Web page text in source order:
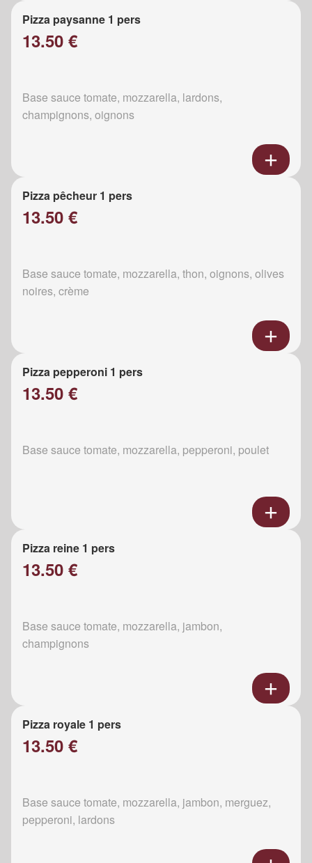
Pizza paysanne 1 pers
13.50 €
Base sauce tomate, mozzarella, lardons,
champignons, oignons
Pizza pêcheur 1 pers
13.50 €
Base sauce tomate, mozzarella, thon, oignons, olives
noires, crème
Pizza pepperoni 1 pers
13.50 €
Base sauce tomate, mozzarella, pepperoni, poulet
Pizza reine 1 pers
13.50 €
Base sauce tomate, mozzarella, jambon,
champignons
Pizza royale 1 pers
13.50 €
Base sauce tomate, mozzarella, jambon, merguez,
pepperoni, lardons